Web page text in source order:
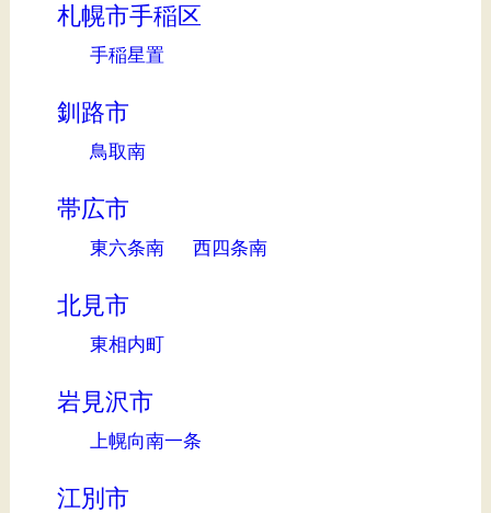
札幌市手稲区
手稲星置
釧路市
鳥取南
帯広市
東六条南 西四条南
北見市
東相内町
岩見沢市
上幌向南一条
江別市